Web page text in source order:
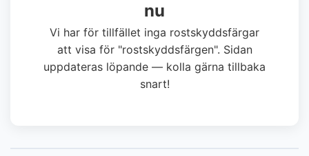
nu
Vi har för tillfället inga rostskyddsfärgar
att visa för "rostskyddsfärgen". Sidan
uppdateras löpande — kolla gärna tillbaka
snart!